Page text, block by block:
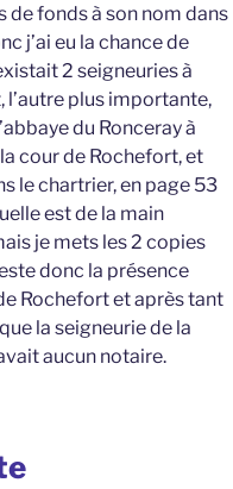
de fonds à son nom dans
j’ai eu la chance de
2 seigneuries à
l’autre plus importante,
du Ronceray à
cour de Rochefort, et
le chartrier, en page 53
est de la main
je mets les 2 copies
donc la présence
Rochefort et après tant
la seigneurie de la
aucun notaire.